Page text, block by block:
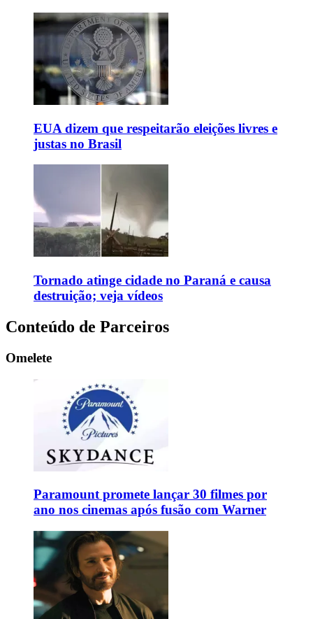
EUA dizem que respeitarão eleições livres e
justas no Brasil
Tornado atinge cidade no Paraná e causa
destruição; veja vídeos
Conteúdo de Parceiros
Omelete
Paramount promete lançar 30 filmes por
ano nos cinemas após fusão com Warner